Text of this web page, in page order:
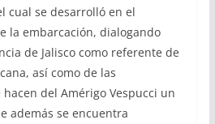
cual se desarrolló en el
la embarcación, dialogando
de Jalisco como referente de
así como de las
del Amérigo Vespucci un
además se encuentra